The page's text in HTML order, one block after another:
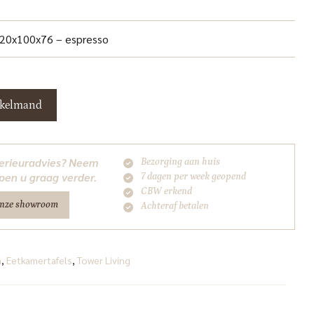
– espresso
Neem
u graag verder.
showroom
Bezorging aan huis
7 dagen per week geopend
CBW erkend
Achteraf betalen
, Eetkamertafels, Tower Living